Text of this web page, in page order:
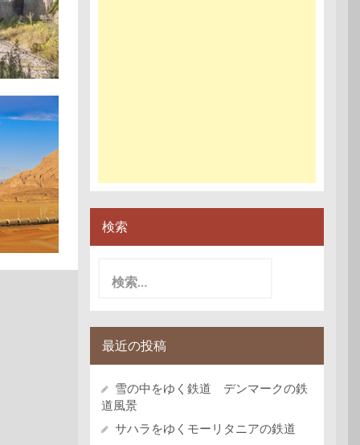
検索
最近の投稿
雪の中をゆく鉄道 デンマークの鉄
道風景
サハラをゆくモーリタニアの鉄道